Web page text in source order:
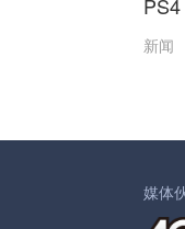
新闻
媒体